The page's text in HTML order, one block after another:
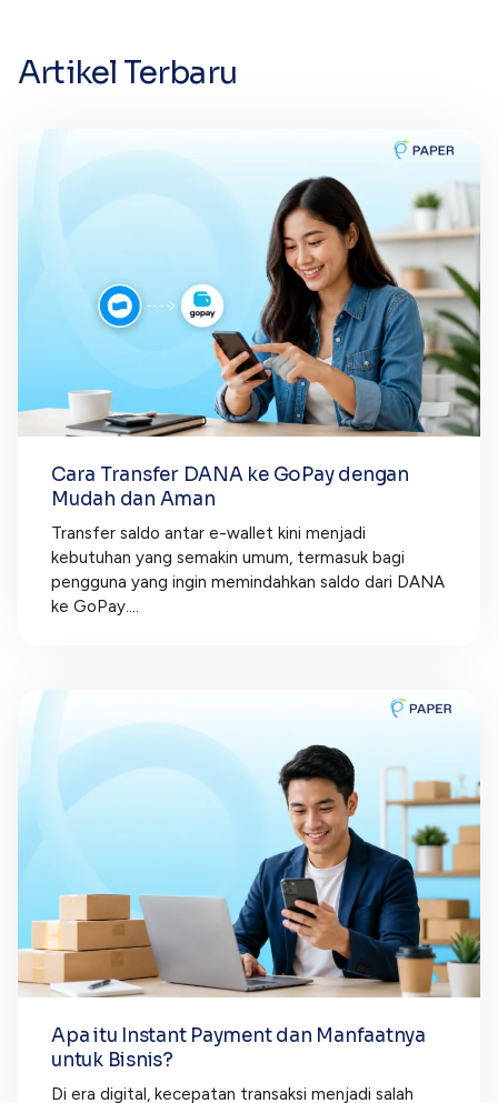
Artikel Terbaru
Cara Transfer DANA ke GoPay dengan
Mudah dan Aman
Transfer saldo antar e-wallet kini menjadi
kebutuhan yang semakin umum, termasuk bagi
pengguna yang ingin memindahkan saldo dari DANA
ke GoPay....
Apa itu Instant Payment dan Manfaatnya
untuk Bisnis?
Di era digital, kecepatan transaksi menjadi salah